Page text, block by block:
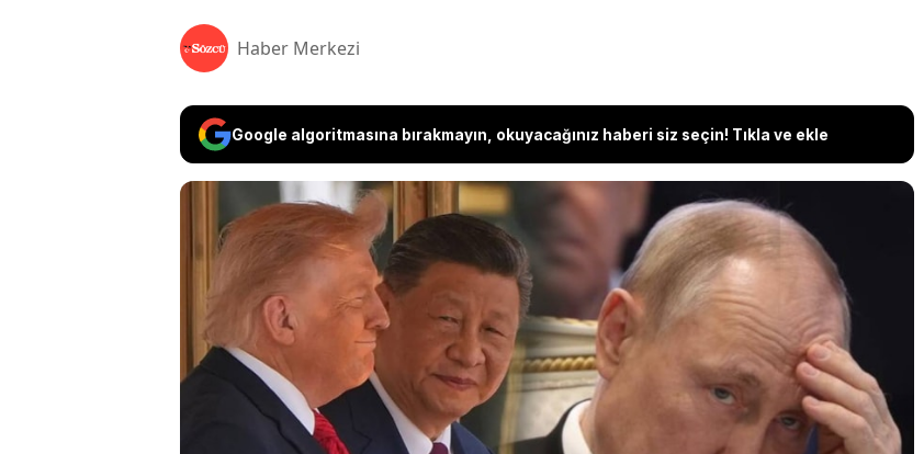
Haber Merkezi
Google algoritmasına bırakmayın, okuyacağınız haberi siz seçin! Tıkla ve ekle
Çin lideri Şi'nin, Donald Trump'a Vladimir Putin'in Ukrayna işgali
yüzünden pişman olmuş olabileceğini söylediği belirtildi. Şi'nin bu en
sert değerlendirmesi, Putin'in askerlerin cephede olması nedeniyle
sönük geçen Zafer Günü töreninin ardından Çin'e ulaştığı gün ortaya
çıktı. Çin Dışişleri Bakanlığı haberi yalanladı.